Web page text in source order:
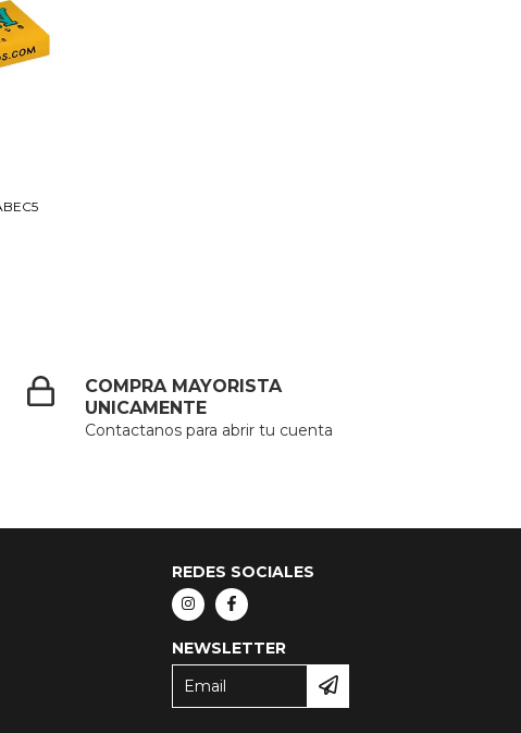
COMPRA MAYORISTA
UNICAMENTE
Contactanos para abrir tu cuenta
REDES SOCIALES
NEWSLETTER